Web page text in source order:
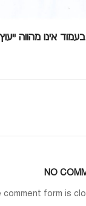
אינו מהווה
NO
comment form is